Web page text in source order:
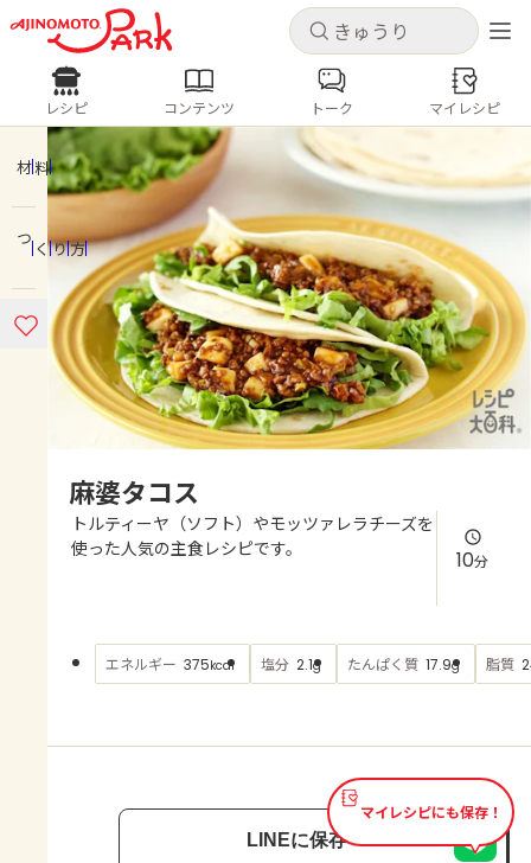
キャンセル
ログインするとレシピを保存できます
ログイン 新規登録
ホーム
コンテンツ
レシピ
よくあるお問い合わせ
AJINOMOTO PARK とは
キャンセル
レシピ コンテンツ
人気の食材・レシピ
きゅうり なす トマト
とうもろこし
ピーマン
みょうが ゴーヤ
レシピ コンテンツ トーク マイレシピ
材料
つくり方
麻婆タコス
トルティーヤ（ソフト）やモッツァレラチーズを
使った人気の主食レシピです。
10分
エネルギー 375kcal 塩分 2.1g たんぱく質 17.9g 脂質
マイレシピにも保存！
LINEに保存